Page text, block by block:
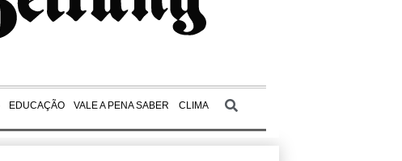
EDUCAÇÃO VALE A PENA SABER CLIMA